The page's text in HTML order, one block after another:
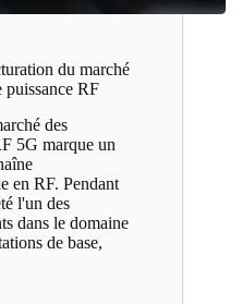
du marché
puissance RF
des
5G marque un
en RF. Pendant
l'un des
dans le domaine
de base,